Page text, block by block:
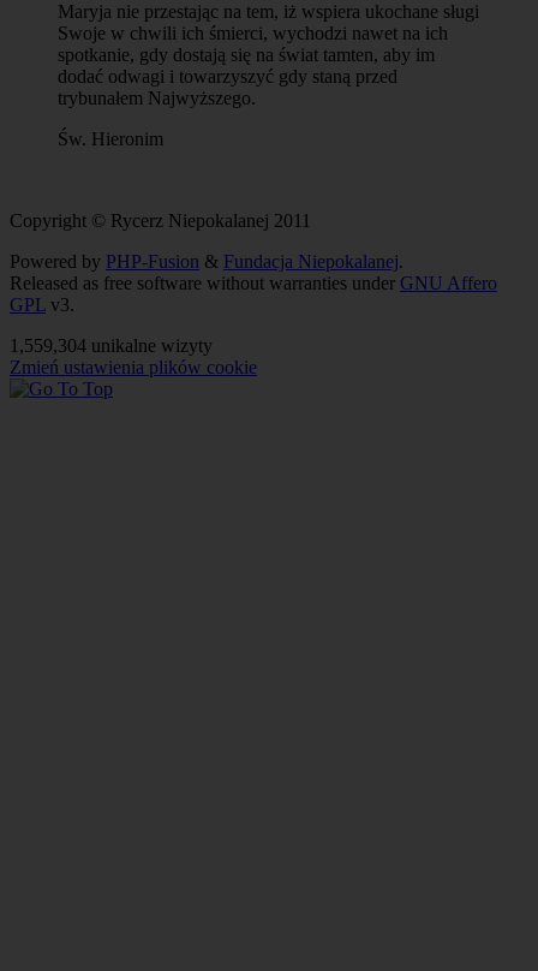
Maryja nie przestając na tem, iż wspiera ukochane sługi
Swoje w chwili ich śmierci, wychodzi nawet na ich
spotkanie, gdy dostają się na świat tamten, aby im
dodać odwagi i towarzyszyć gdy staną przed
trybunałem Najwyższego.
Św. Hieronim
Copyright © Rycerz Niepokalanej 2011
Powered by PHP-Fusion & Fundacja Niepokalanej.
Released as free software without warranties under GNU Affero
GPL v3.
1,559,304 unikalne wizyty
Zmień ustawienia plików cookie